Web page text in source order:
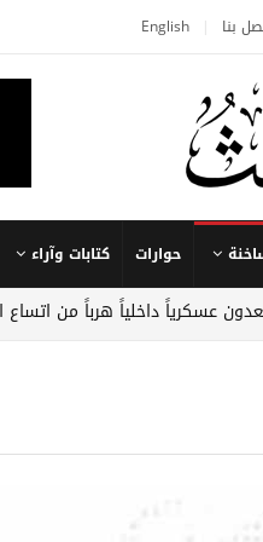
بنا English
حوارات كتابات وآراء
عسكرياً داخلياً هرباً من